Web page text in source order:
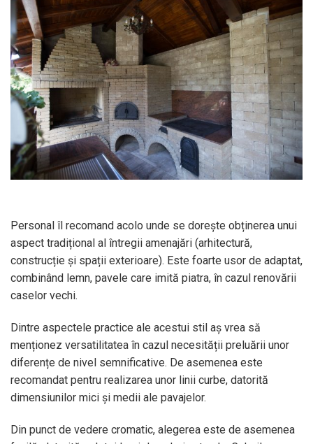
Personal îl recomand acolo unde se dorește obținerea unui
aspect tradițional al întregii amenajări (arhitectură,
construcție și spații exterioare). Este foarte usor de adaptat,
combinând lemn, pavele care imită piatra, în cazul renovării
caselor vechi.
Dintre aspectele practice ale acestui stil aș vrea să
menționez versatilitatea în cazul necesității preluării unor
diferențe de nivel semnificative. De asemenea este
recomandat pentru realizarea unor linii curbe, datorită
dimensiunilor mici și medii ale pavajelor.
Din punct de vedere cromatic, alegerea este de asemenea